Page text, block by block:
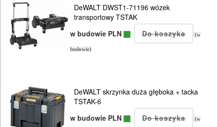
DeWALT DWST1-71196 wózek
transportowy TSTAK
w budowie PLN
(w
budowie)
DeWALT skrzynka duża głęboka + tacka
TSTAK-6
w budowie PLN
(w